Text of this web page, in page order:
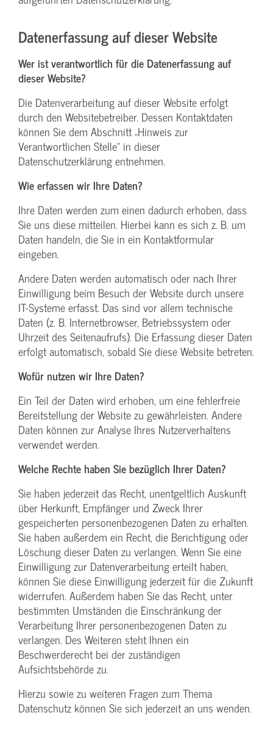
Datenerfassung auf dieser Website
Wer ist verantwortlich für die Datenerfassung auf
dieser Website?
Die Datenverarbeitung auf dieser Website erfolgt
durch den Websitebetreiber. Dessen Kontaktdaten
können Sie dem Abschnitt „Hinweis zur
Verantwortlichen Stelle“ in dieser
Datenschutzerklärung entnehmen.
Wie erfassen wir Ihre Daten?
Ihre Daten werden zum einen dadurch erhoben, dass
Sie uns diese mitteilen. Hierbei kann es sich z. B. um
Daten handeln, die Sie in ein Kontaktformular
eingeben.
Andere Daten werden automatisch oder nach Ihrer
Einwilligung beim Besuch der Website durch unsere
IT-Systeme erfasst. Das sind vor allem technische
Daten (z. B. Internetbrowser, Betriebssystem oder
Uhrzeit des Seitenaufrufs). Die Erfassung dieser Daten
erfolgt automatisch, sobald Sie diese Website betreten.
Wofür nutzen wir Ihre Daten?
Ein Teil der Daten wird erhoben, um eine fehlerfreie
Bereitstellung der Website zu gewährleisten. Andere
Daten können zur Analyse Ihres Nutzerverhaltens
verwendet werden.
Welche Rechte haben Sie bezüglich Ihrer Daten?
Sie haben jederzeit das Recht, unentgeltlich Auskunft
über Herkunft, Empfänger und Zweck Ihrer
gespeicherten personenbezogenen Daten zu erhalten.
Sie haben außerdem ein Recht, die Berichtigung oder
Löschung dieser Daten zu verlangen. Wenn Sie eine
Einwilligung zur Datenverarbeitung erteilt haben,
können Sie diese Einwilligung jederzeit für die Zukunft
widerrufen. Außerdem haben Sie das Recht, unter
bestimmten Umständen die Einschränkung der
Verarbeitung Ihrer personenbezogenen Daten zu
verlangen. Des Weiteren steht Ihnen ein
Beschwerderecht bei der zuständigen
Aufsichtsbehörde zu.
Hierzu sowie zu weiteren Fragen zum Thema
Datenschutz können Sie sich jederzeit an uns wenden.